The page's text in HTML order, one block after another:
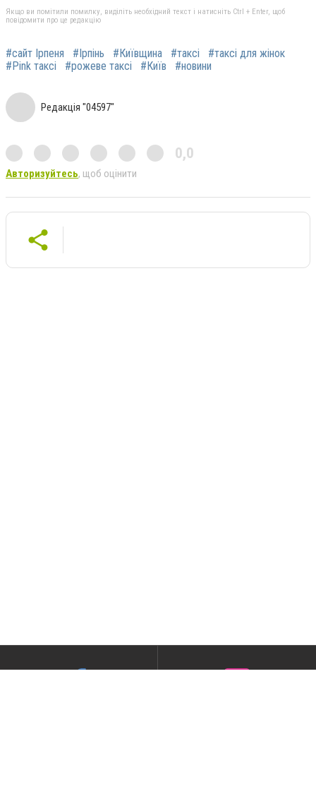
Якщо ви помітили помилку, виділіть необхідний текст і натисніть Ctrl + Enter, щоб
повідомити про це редакцію
#сайт Ірпеня #Ірпінь #Київщина #таксі
#таксі для жінок
#Pink таксі
#рожеве таксі #Київ #новини
Редакція "04597"
0,0
Авторизуйтесь, щоб оцінити